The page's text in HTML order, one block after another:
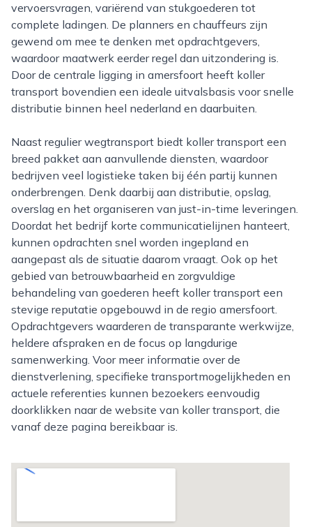
vervoersvragen, variërend van stukgoederen tot
complete ladingen. De planners en chauffeurs zijn
gewend om mee te denken met opdrachtgevers,
waardoor maatwerk eerder regel dan uitzondering is.
Door de centrale ligging in amersfoort heeft koller
transport bovendien een ideale uitvalsbasis voor snelle
distributie binnen heel nederland en daarbuiten.
Naast regulier wegtransport biedt koller transport een
breed pakket aan aanvullende diensten, waardoor
bedrijven veel logistieke taken bij één partij kunnen
onderbrengen. Denk daarbij aan distributie, opslag,
overslag en het organiseren van just-in-time leveringen.
Doordat het bedrijf korte communicatielijnen hanteert,
kunnen opdrachten snel worden ingepland en
aangepast als de situatie daarom vraagt. Ook op het
gebied van betrouwbaarheid en zorgvuldige
behandeling van goederen heeft koller transport een
stevige reputatie opgebouwd in de regio amersfoort.
Opdrachtgevers waarderen de transparante werkwijze,
heldere afspraken en de focus op langdurige
samenwerking. Voor meer informatie over de
dienstverlening, specifieke transportmogelijkheden en
actuele referenties kunnen bezoekers eenvoudig
doorklikken naar de website van koller transport, die
vanaf deze pagina bereikbaar is.